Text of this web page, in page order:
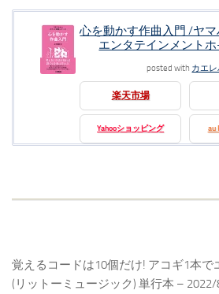
心を動かす作曲入門 /ヤ
エンタテインメント
posted with カエ
楽天市場
Yahooショッピング au
覚えるコードは10個だけ! アコギ1本で
(リットーミュージック) 単行本 –